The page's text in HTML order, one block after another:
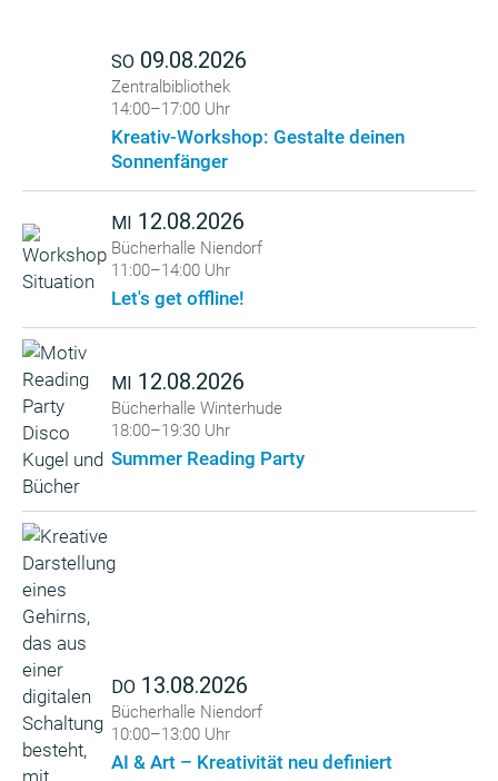
SO 09.08.2026
Zentralbibliothek
14:00–17:00 Uhr
Kreativ-Workshop: Gestalte deinen
Sonnenfänger
MI 12.08.2026
Bücherhalle Niendorf
11:00–14:00 Uhr
Let's get offline!
MI 12.08.2026
Bücherhalle Winterhude
18:00–19:30 Uhr
Summer Reading Party
DO 13.08.2026
Bücherhalle Niendorf
10:00–13:00 Uhr
AI & Art – Kreativität neu definiert